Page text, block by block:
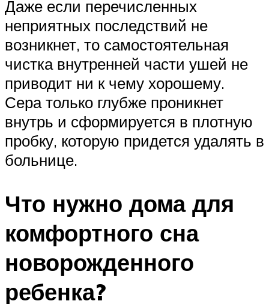
Даже если перечисленных
неприятных последствий не
возникнет, то самостоятельная
чистка внутренней части ушей не
приводит ни к чему хорошему.
Сера только глубже проникнет
внутрь и сформируется в плотную
пробку, которую придется удалять в
больнице.
Что нужно дома для
комфортного сна
новорожденного
ребенка?